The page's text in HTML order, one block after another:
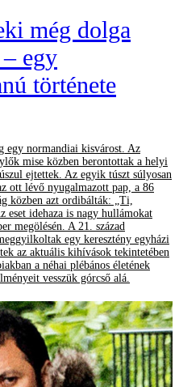
még dolga
egy
története
egy normandiai kisvárost. Az
mise közben berontottak a helyi
ejtettek. Az egyik túszt súlyosan
ott lévő nyugalmazott pap, a 86
közben azt ordibálták: „Ti,
eset idehaza is nagy hullámokat
megölésén. A 21. század
egy keresztény egyházi
az aktuális kihívások tekintetében
a néhai plébános életének
vesszük górcső alá.